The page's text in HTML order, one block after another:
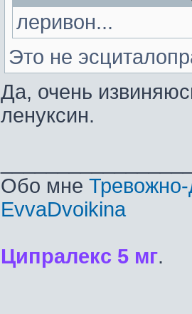
леривон...
Это не
Да, очень
ленуксин.
Обо мне Тревожно-
EvvaDvoikina
Ципралекс 5 мг.